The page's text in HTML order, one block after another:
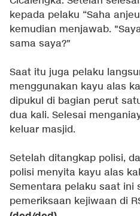
kepada pelaku “Saha
kemudian menjawab.
sama saya?"
Saat itu juga pelaku
menggunakan kayu alas
dipukul di bagian perut
dua kali. Selesai
keluar masjid.
Setelah ditangkap polisi,
polisi menyita kayu alas
Sementara pelaku saat ini
pemeriksaan kejiwaan di